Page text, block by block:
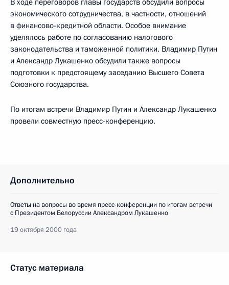
В ходе переговоров главы государств обсудили вопросы
экономического сотрудничества, в частности, отношений
в финансово-кредитной области. Особое внимание
уделялось работе по согласованию налогового
законодательства и таможенной политики. Владимир Путин
и Александр Лукашенко обсудили также вопросы
подготовки к предстоящему заседанию Высшего Совета
Союзного государства.
По итогам встречи Владимир Путин и Александр Лукашенко
провели совместную пресс-конференцию.
Дополнительно
Ответы на вопросы во время пресс-конференции по итогам встречи
с Президентом Белоруссии Александром Лукашенко
19 октября 2000 года
Статус материала